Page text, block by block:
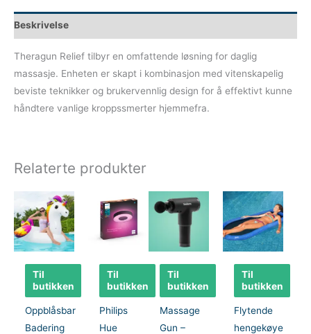
Beskrivelse
Theragun Relief tilbyr en omfattende løsning for daglig
massasje. Enheten er skapt i kombinasjon med vitenskapelig
beviste teknikker og brukervennlig design for å effektivt kunne
håndtere vanlige kroppssmerter hjemmefra.
Relaterte produkter
Til
butikken
Oppblåsbar
Badering
Til
butikken
Philips
Hue
Til
butikken
Massage
Gun –
Til
butikken
Flytende
hengekøye